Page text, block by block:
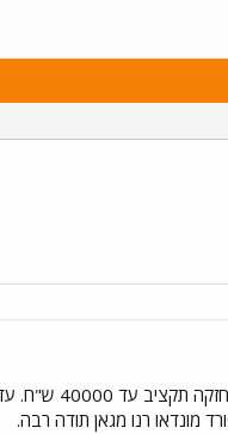
עקב בעיות